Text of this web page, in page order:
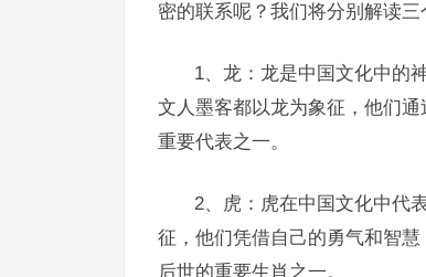
密的联系呢？我们将分别解读三
1、龙：龙是中国文化中的
文人墨客都以龙为象征，他们
重要代表之一。
2、虎：虎在中国文化中代
征，他们凭借自己的勇气和智
后世的重要生肖之一。